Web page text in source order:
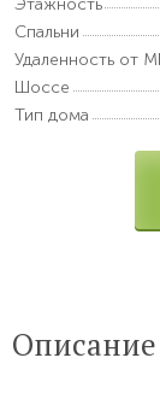
Этажность
Спальни
Удаленность от
Шоссе
Тип дома
Описание